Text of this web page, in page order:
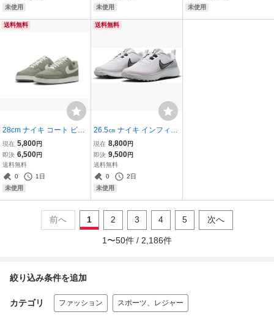
未使用
未使用
未使用
送料無料
28cm ナイキ コート ビジ
ョン ロー ライトアーミー/
白 HM9429-300 NIKE CO
URT VISION LO
現在 5,800円
即決 6,500円
送料無料
0
1日
未使用
送料無料
26.5㎝ ナイキ インフィニ
ティ エース ネクスト ネイ
チャー 白/黒 DX0127-100
NIKE INFINITY ACE NEX
T NATURE ゴルフ シュー
ズ
現在 8,800円
即決 9,500円
送料無料
0
2日
未使用
前へ 1 2 3 4 5 次へ
1 〜50件 / 2,186件
絞り込み条件を追加
カテゴリ ファッション スポーツ、レジャー